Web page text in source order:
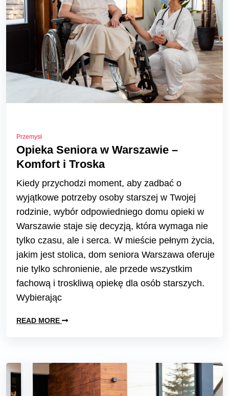
Przemysł
Opieka Seniora w Warszawie –
Komfort i Troska
Kiedy przychodzi moment, aby zadbać o
wyjątkowe potrzeby osoby starszej w Twojej
rodzinie, wybór odpowiedniego domu opieki w
Warszawie staje się decyzją, która wymaga nie
tylko czasu, ale i serca. W mieście pełnym życia,
jakim jest stolica, dom seniora Warszawa oferuje
nie tylko schronienie, ale przede wszystkim
fachową i troskliwą opiekę dla osób starszych.
Wybierając
READ MORE